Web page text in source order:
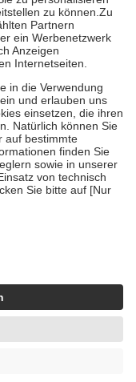
beträgt die
Euro je
eigene Gesundheit zu
zu unterstützen,
18. Lebensjahr
die von der
echte Bewertungen
künstlicher